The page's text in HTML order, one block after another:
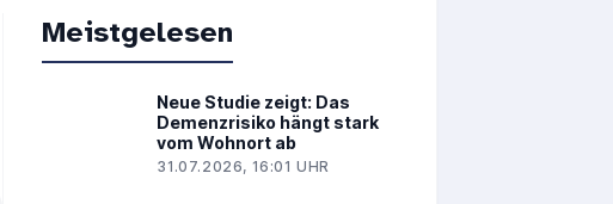
Meistgelesen
Neue Studie zeigt: Das
Demenzrisiko hängt stark
vom Wohnort ab
31.07.2026, 16:01 UHR